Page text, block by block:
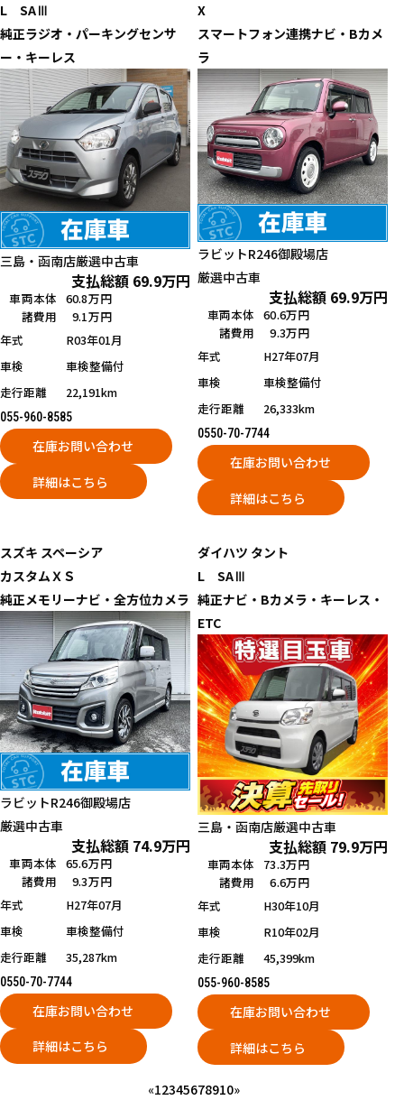
L SAⅢ
純正ラジオ・パーキングセンサ
ー・キーレス
三島・函南店厳選中古車
支払総額 69.9万円
車両本体 60.8万円
諸費用
9.1万円
年式
R03年01月
車検
車検整備付
走行距離
22,191km
055-960-8585
在庫お問い合わせ
詳細はこちら
X
スマートフォン連携ナビ・Bカメ
ラ
ラビットR246御殿場店
厳選中古車
支払総額 69.9万円
車両本体 60.6万円
諸費用
9.3万円
年式
H27年07月
車検
車検整備付
走行距離
26,333km
0550-70-7744
在庫お問い合わせ
詳細はこちら
スズキ スペーシア
カスタムＸＳ
純正メモリーナビ・全方位カメラ
ラビットR246御殿場店
厳選中古車
支払総額 74.9万円
車両本体 65.6万円
諸費用
9.3万円
年式
H27年07月
車検
車検整備付
走行距離
35,287km
0550-70-7744
在庫お問い合わせ
詳細はこちら
ダイハツ タント
L SAⅢ
純正ナビ・Bカメラ・キーレス・
ETC
三島・函南店厳選中古車
支払総額 79.9万円
車両本体
73.3万円
諸費用
6.6万円
年式
H30年10月
車検
R10年02月
走行距離
45,399km
055-960-8585
在庫お問い合わせ
詳細はこちら
«12345678910»